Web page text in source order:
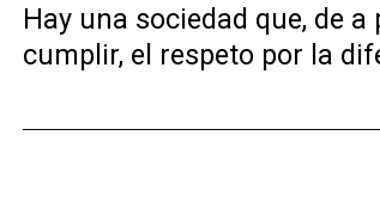
Hay una sociedad que, de
cumplir, el respeto por la